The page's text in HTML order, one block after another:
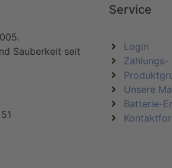
Sauberkeit seit
Service
Login
Zahlungs-
Unsere
Batterie-